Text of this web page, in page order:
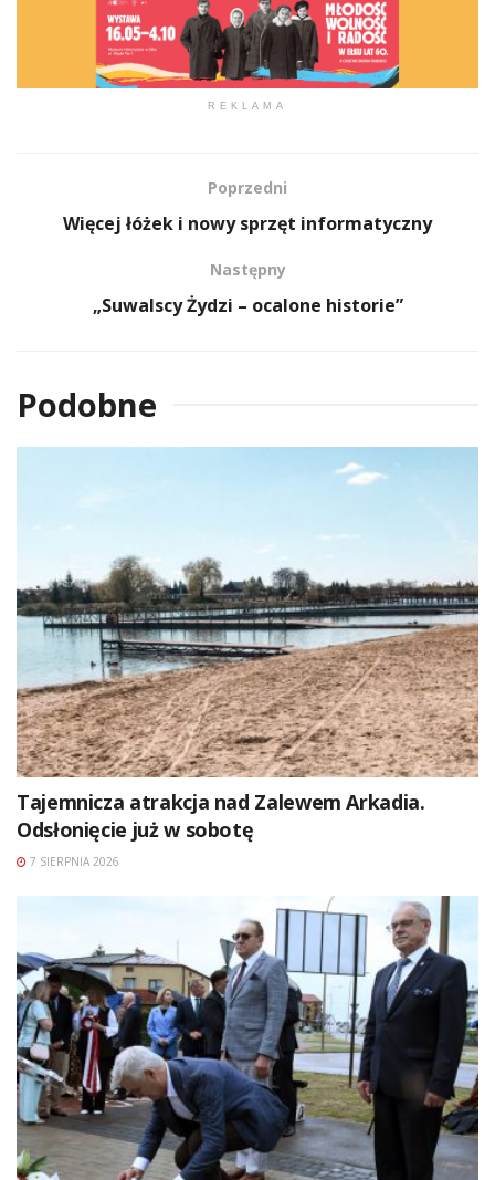
REKLAMA
Poprzedni
Więcej łóżek i nowy sprzęt informatyczny
Następny
„Suwalscy Żydzi – ocalone historie”
Podobne
Tajemnicza atrakcja nad Zalewem Arkadia.
Odsłonięcie już w sobotę
7 SIERPNIA 2026